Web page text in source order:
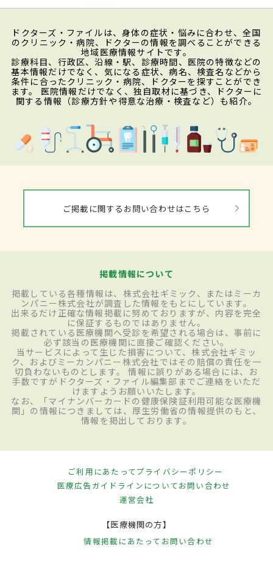
ドクターズ・ファイルは、身体の症状・悩みに合わせ、全国
のクリニック・病院、ドクターの情報を調べることができる
地域医療情報サイトです。
診療科目、行政区、沿線・駅、診療時間、医院の特徴などの
基本情報だけでなく、気になる症状、病名、検査名などから
条件に合ったクリニック・病院、ドクターを探すことができ
ます。 医院情報だけでなく、独自取材に基づき、ドクターに
関する情報（診療方針や得意な治療・検査など）も紹介。
ご掲載に関するお問い合わせはこちら
掲載情報について
掲載している各種情報は、株式会社ギミック、またはミーカ
ンパニー株式会社が調査した情報をもとにしています。
出来るだけ正確な情報掲載に努めておりますが、内容を完全
に保証するものではありません。
掲載されている医療機関へ受診を希望される場合は、事前に
必ず該当の医療機関に直接ご確認ください。
当サービスによって生じた損害について、株式会社ギミッ
ク、およびミーカンパニー株式会社ではその賠償の責任を一
切負わないものとします。 情報に誤りがある場合には、お
手数ですがドクターズ・ファイル編集部までご連絡をいただ
けますようお願いいたします。
なお、「マイナンバーカードの健康保険証利用可能な医療機
関」の情報につきましては、厚生労働省の情報提供のもと、
情報を掲出しております。
ご利用にあたってプライバシーポリシー
医療広告ガイドラインについてお問い合わせ
運営会社
【医療機関の方】
情報掲載にあたって お問い合わせ